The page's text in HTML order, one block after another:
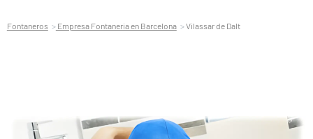
Fontaneros Empresa Fontaneria en Barcelona Vilassar de Dalt